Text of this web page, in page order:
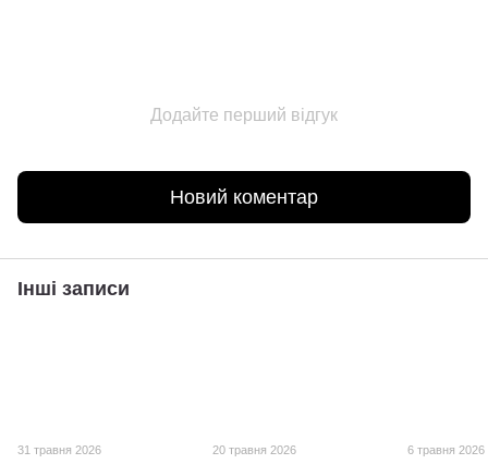
Додайте перший відгук
Новий коментар
Інші записи
31 травня 2026 20 травня 2026 6 травня 2026